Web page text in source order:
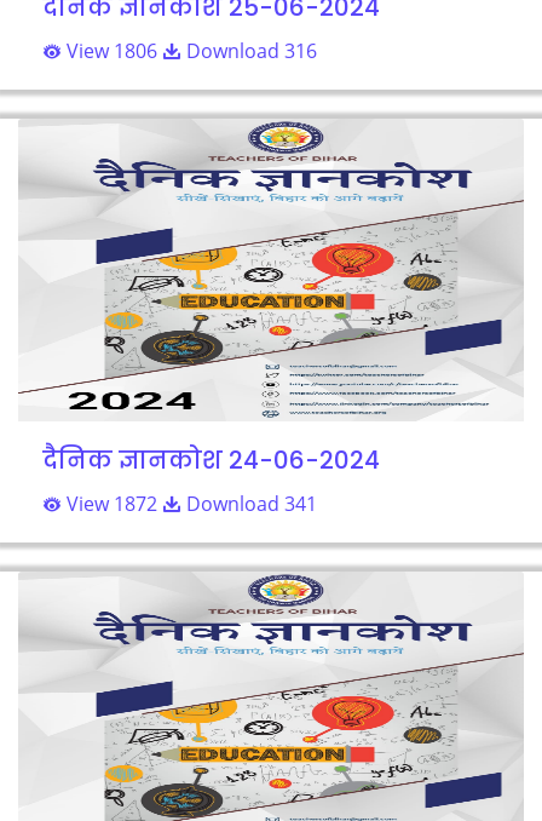
दैनिक ज्ञानकोश 25-06-2024
View 1806 Download 316
दैनिक ज्ञानकोश 24-06-2024
View 1872 Download 341